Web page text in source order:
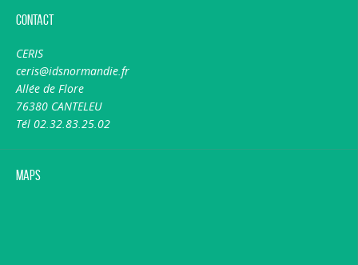
Contact
CERIS
ceris@idsnormandie.fr
Allée de Flore
76380 CANTELEU
Tél 02.32.83.25.02
Maps